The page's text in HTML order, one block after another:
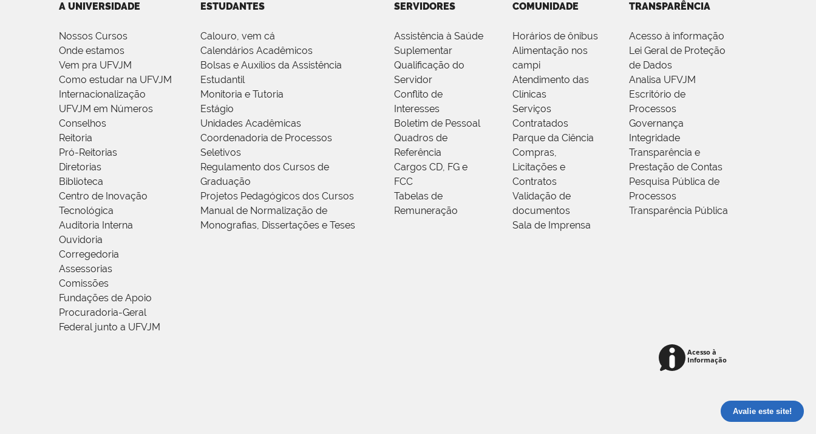
A UNIVERSIDADE
Nossos Cursos
Onde estamos
Vem pra UFVJM
Como estudar na UFVJM
Internacionalização
UFVJM em Números
Conselhos
Reitoria
Pró-Reitorias
Diretorias
Biblioteca
Centro de Inovação
Tecnológica
Auditoria Interna
Ouvidoria
Corregedoria
Assessorias
Comissões
Fundações de Apoio
Procuradoria-Geral
Federal junto a UFVJM
ESTUDANTES
Calouro, vem cá
Calendários Acadêmicos
Bolsas e Auxílios da Assistência
Estudantil
Monitoria e Tutoria
Estágio
Unidades Acadêmicas
Coordenadoria de Processos
Seletivos
Regulamento dos Cursos de
Graduação
Projetos Pedagógicos dos Cursos
Manual de Normalização de
Monografias, Dissertações e Teses
SERVIDORES
Assistência à Saúde
Suplementar
Qualificação do
Servidor
Conflito de
Interesses
Boletim de Pessoal
Quadros de
Referência
Cargos CD, FG e
FCC
Tabelas de
Remuneração
COMUNIDADE
Horários de ônibus
Alimentação nos
campi
Atendimento das
Clínicas
Serviços
Contratados
Parque da Ciência
Compras,
Licitações e
Contratos
Validação de
documentos
Sala de Imprensa
TRANSPARÊNCIA
Acesso à informação
Lei Geral de Proteção
de Dados
Analisa UFVJM
Escritório de
Processos
Governança
Integridade
Transparência e
Prestação de Contas
Pesquisa Pública de
Processos
Transparência Pública
Avalie este site!